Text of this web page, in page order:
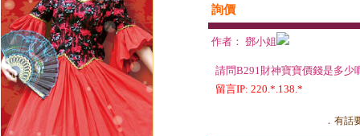
詢價
作者： 鄧小姐
請問B291財神寶寶價錢是多少
留言IP: 220.*.138.*
． 有話